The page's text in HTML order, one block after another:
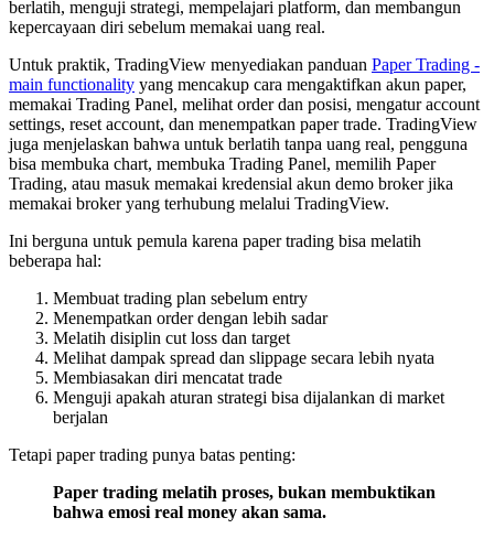
berlatih, menguji strategi, mempelajari platform, dan membangun
kepercayaan diri sebelum memakai uang real.
Untuk praktik, TradingView menyediakan panduan Paper Trading -
main functionality yang mencakup cara mengaktifkan akun paper,
memakai Trading Panel, melihat order dan posisi, mengatur account
settings, reset account, dan menempatkan paper trade. TradingView
juga menjelaskan bahwa untuk berlatih tanpa uang real, pengguna
bisa membuka chart, membuka Trading Panel, memilih Paper
Trading, atau masuk memakai kredensial akun demo broker jika
memakai broker yang terhubung melalui TradingView.
Ini berguna untuk pemula karena paper trading bisa melatih
beberapa hal:
Membuat trading plan sebelum entry
Menempatkan order dengan lebih sadar
Melatih disiplin cut loss dan target
Melihat dampak spread dan slippage secara lebih nyata
Membiasakan diri mencatat trade
Menguji apakah aturan strategi bisa dijalankan di market
berjalan
Tetapi paper trading punya batas penting:
Paper trading melatih proses, bukan membuktikan
bahwa emosi real money akan sama.